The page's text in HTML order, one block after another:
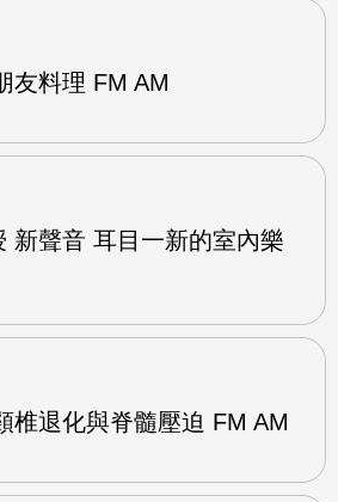
友料理 FM AM
新聲音 耳目一新的室內樂
椎退化與脊髓壓迫 FM AM